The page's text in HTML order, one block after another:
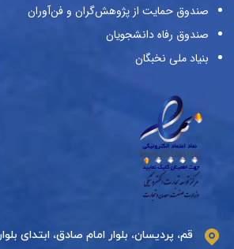
صندوق حمایت از پژوهش‌گران و فن‌آوران
صندوق رفاه دانشجویان
بنیاد ملی نخبگان
قم، پردیسان، بلوار امام صادق، ابتدای